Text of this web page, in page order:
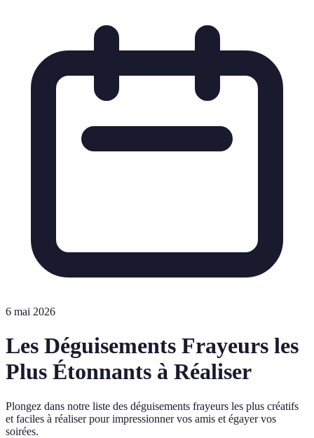
6 mai 2026
Les Déguisements Frayeurs les
Plus Étonnants à Réaliser
Plongez dans notre liste des déguisements frayeurs les plus créatifs
et faciles à réaliser pour impressionner vos amis et égayer vos
soirées.